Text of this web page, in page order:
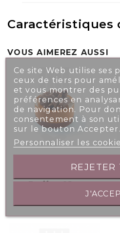
Caractéristiques
VOUS AIMEREZ AUSSI
Truffon 85gr
Ce site Web utilise ses
ceux de tiers pour
et vous montrer des
préférences en
de navigation. Pour
consentement à son
sur le bouton Accepter.
Personnaliser les
REJETER